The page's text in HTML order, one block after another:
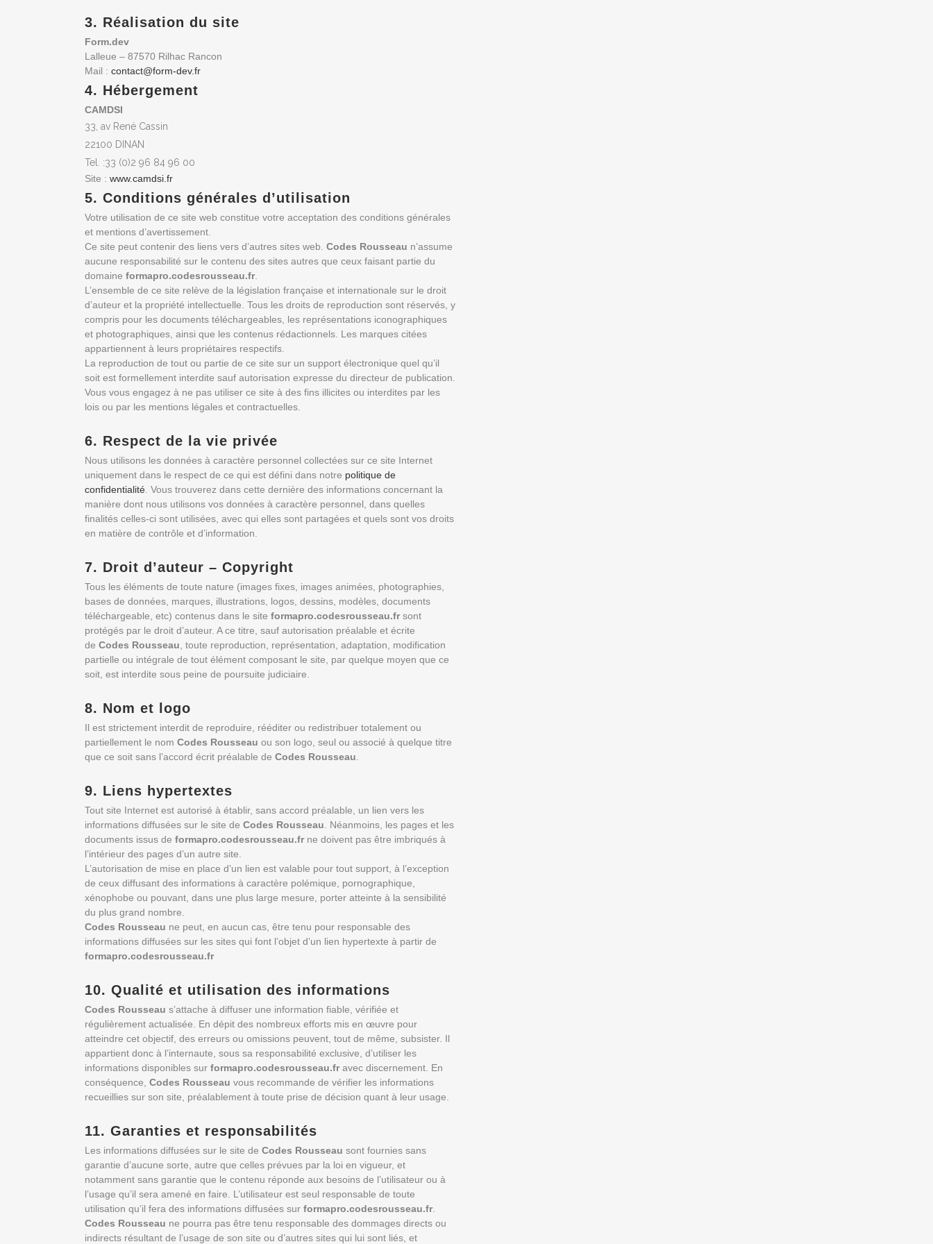
3. Réalisation du site
Form.dev
Lalleue – 87570 Rilhac Rancon
Mail : contact@form-dev.fr
4. Hébergement
CAMDSI
33, av René Cassin
22100 DINAN
Tel. :33 (0)2 96 84 96 00
Site : www.camdsi.fr
5. Conditions générales d’utilisation
Votre utilisation de ce site web constitue votre acceptation des conditions générales
et mentions d’avertissement.
Ce site peut contenir des liens vers d’autres sites web. Codes Rousseau n’assume
aucune responsabilité sur le contenu des sites autres que ceux faisant partie du
domaine formapro.codesrousseau.fr.
L’ensemble de ce site relève de la législation française et internationale sur le droit
d’auteur et la propriété intellectuelle. Tous les droits de reproduction sont réservés, y
compris pour les documents téléchargeables, les représentations iconographiques
et photographiques, ainsi que les contenus rédactionnels. Les marques citées
appartiennent à leurs propriétaires respectifs.
La reproduction de tout ou partie de ce site sur un support électronique quel qu’il
soit est formellement interdite sauf autorisation expresse du directeur de publication.
Vous vous engagez à ne pas utiliser ce site à des fins illicites ou interdites par les
lois ou par les mentions légales et contractuelles.
6. Respect de la vie privée
Nous utilisons les données à caractère personnel collectées sur ce site Internet
uniquement dans le respect de ce qui est défini dans notre politique de
confidentialité . Vous trouverez dans cette dernière des informations concernant la
manière dont nous utilisons vos données à caractère personnel, dans quelles
finalités celles-ci sont utilisées, avec qui elles sont partagées et quels sont vos droits
en matière de contrôle et d’information.
7. Droit d’auteur – Copyright
Tous les éléments de toute nature (images fixes, images animées, photographies,
bases de données, marques, illustrations, logos, dessins, modèles, documents
téléchargeable, etc) contenus dans le site formapro.codesrousseau.frsont
protégés par le droit d’auteur. A ce titre, sauf autorisation préalable et écrite
de Codes Rousseau , toute reproduction, représentation, adaptation, modification
partielle ou intégrale de tout élément composant le site, par quelque moyen que ce
soit, est interdite sous peine de poursuite judiciaire.
8. Nom et logo
Il est strictement interdit de reproduire, rééditer ou redistribuer totalement ou
partiellement le nom Codes Rousseau ou son logo, seul ou associé à quelque titre
que ce soit sans l’accord écrit préalable de Codes Rousseau
9. Liens hypertextes
Tout site Internet est autorisé à établir, sans accord préalable, un lien vers les
informations diffusées sur le site de Codes Rousseau . Néanmoins, les pages et les
documents issus de formapro.codesrousseau.frne doivent pas être imbriqués à
l’intérieur des pages d’un autre site.
L’autorisation de mise en place d’un lien est valable pour tout support, à l’exception
de ceux diffusant des informations à caractère polémique, pornographique,
xénophobe ou pouvant, dans une plus large mesure, porter atteinte à la sensibilité
du plus grand nombre.
Codes Rousseau ne peut, en aucun cas, être tenu pour responsable des
informations diffusées sur les sites qui font l’objet d’un lien hypertexte à partir de
formapro.codesrousseau.fr
10. Qualité et utilisation des informations
Codes Rousseau s’attache à diffuser une information fiable, vérifiée et
régulièrement actualisée. En dépit des nombreux efforts mis en œuvre pour
atteindre cet objectif, des erreurs ou omissions peuvent, tout de même, subsister. Il
appartient donc à l’internaute, sous sa responsabilité exclusive, d’utiliser les
informations disponibles sur formapro.codesrousseau.fravec discernement. En
conséquence, Codes Rousseau vous recommande de vérifier les informations
recueillies sur son site, préalablement à toute prise de décision quant à leur usage.
11. Garanties et responsabilités
Les informations diffusées sur le site de Codes Rousseau sont fournies sans
garantie d’aucune sorte, autre que celles prévues par la loi en vigueur, et
notamment sans garantie que le contenu réponde aux besoins de l’utilisateur ou à
l’usage qu’il sera amené en faire. L’utilisateur est seul responsable de toute
utilisation qu’il fera des informations diffusées sur formapro.codesrousseau.fr.
Codes Rousseau ne pourra pas être tenu responsable des dommages directs ou
indirects résultant de l’usage de son site ou d’autres sites qui lui sont liés, et